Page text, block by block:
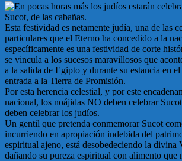
En pocas horas más los judíos estarán
Sucot, de las cabañas.
Esta festividad es netamente judía, una de las
particulares que el Eterno ha concedido a la
específicamente es una festividad de corte
se vincula a los sucesos maravillosos que
a la salida de Egipto y durante su estancia en
entrada a la Tierra de Promisión.
Por esta herencia celestial, y por este
nacional, los noájidas NO deben celebrar
deben celebrar los judíos.
Un gentil que pretenda conmemorar Sucot
incurriendo en apropiación indebida del
espiritual ajeno, está desobedeciendo la divina
dañando su pureza espiritual con alimento que